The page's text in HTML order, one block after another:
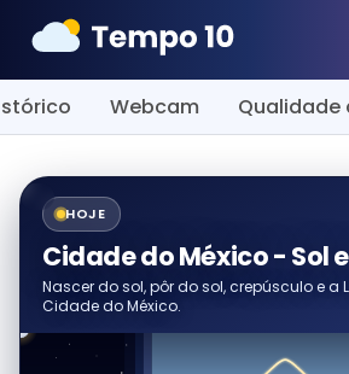
Webcam Qualidade
HOJE
Cidade do México - Sol
Nascer do sol, pôr do sol, crepúsculo e a
Cidade do México.